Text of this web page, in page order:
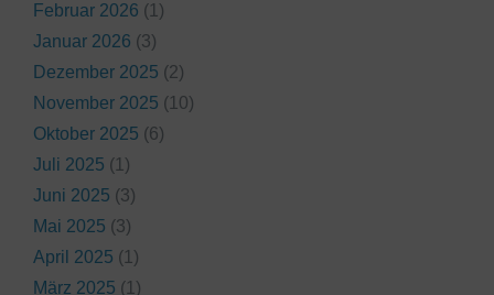
Februar 2026 (1)
Januar 2026 (3)
Dezember 2025 (2)
November 2025 (10)
Oktober 2025 (6)
Juli 2025 (1)
Juni 2025 (3)
Mai 2025 (3)
April 2025 (1)
März 2025 (1)